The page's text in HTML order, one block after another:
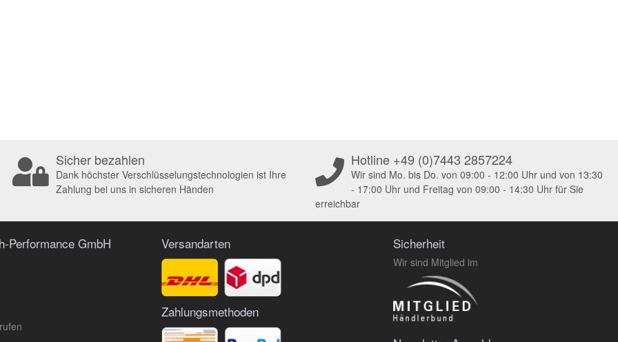
Sicher bezahlen
Dank höchster Verschlüsselungstechnologien ist Ihre
Zahlung bei uns in sicheren Händen
Hotline +49 (0)7443 2857224
Wir sind Mo. bis Do. von 09:00 - 12:00 Uhr und von 13:30
- 17:00 Uhr und Freitag von 09:00 - 14:30 Uhr für Sie
erreichbar
Performance GmbH Versandarten
Zahlungsmethoden
Sicherheit
Wir sind Mitglied im